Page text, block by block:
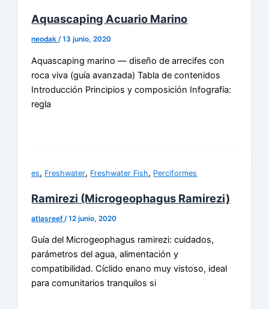
Aquascaping Acuario Marino
neodak/13 junio, 2020
Aquascaping marino — diseño de arrecifes con
roca viva (guía avanzada) Tabla de contenidos
Introducción Principios y composición Infografía:
regla
es, Freshwater, Freshwater Fish, Perciformes
Ramirezi (Microgeophagus Ramirezi)
atlasreef /12 junio, 2020
Guía del Microgeophagus ramirezi: cuidados,
parámetros del agua, alimentación y
compatibilidad. Cíclido enano muy vistoso, ideal
para comunitarios tranquilos si